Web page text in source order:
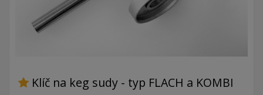
Klíč na keg sudy - typ FLACH a KOMBI